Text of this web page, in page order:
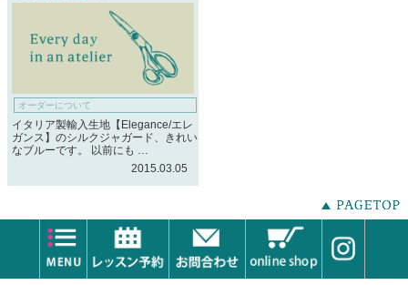
オーダーについて
イタリア製輸入生地【Elegance/エレ
ガンス】のシルクジャガード、きれい
なブルーです。 以前にも …
2015.03.05